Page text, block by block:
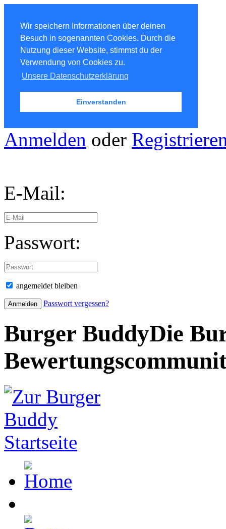
Wir speichern Informationen über deinen
Besuch in sogenannten Cookies. Durch die
Nutzung dieser Website, stimmst du der
Verwendung von Cookies zu.
Unsere Datenschutzerklärung
Einverstanden
Anmelden oder
E-Mail:
Passwort:
angemeldet bleiben
Passwort vergessen?
Burger BuddyDie